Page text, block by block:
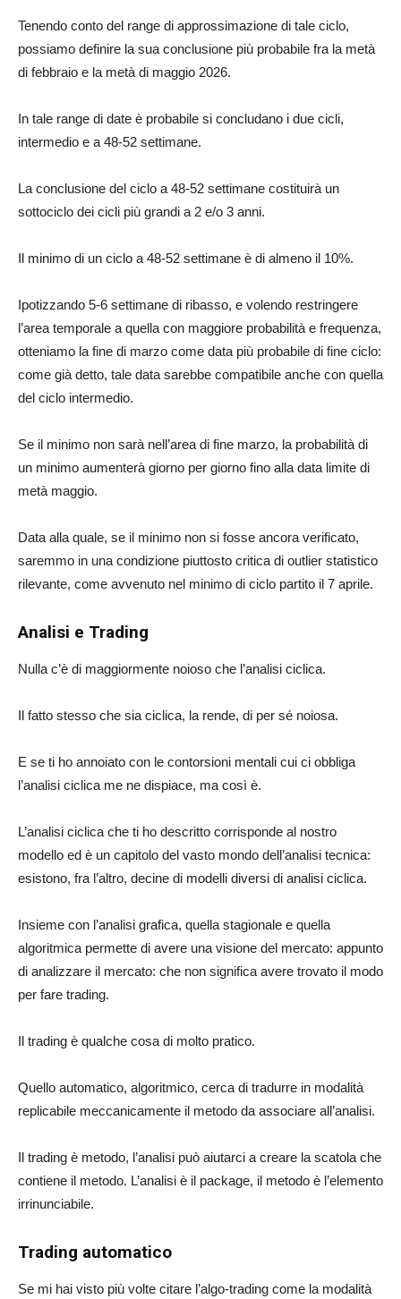
Tenendo conto del range di approssimazione di tale ciclo,
possiamo definire la sua conclusione più probabile fra la metà
di febbraio e la metà di maggio 2026.
In tale range di date è probabile si concludano i due cicli,
intermedio e a 48-52 settimane.
La conclusione del ciclo a 48-52 settimane costituirà un
sottociclo dei cicli più grandi a 2 e/o 3 anni.
Il minimo di un ciclo a 48-52 settimane è di almeno il 10%.
Ipotizzando 5-6 settimane di ribasso, e volendo restringere
l’area temporale a quella con maggiore probabilità e frequenza,
otteniamo la fine di marzo come data più probabile di fine ciclo:
come già detto, tale data sarebbe compatibile anche con quella
del ciclo intermedio.
Se il minimo non sarà nell’area di fine marzo, la probabilità di
un minimo aumenterà giorno per giorno fino alla data limite di
metà maggio.
Data alla quale, se il minimo non si fosse ancora verificato,
saremmo in una condizione piuttosto critica di outlier statistico
rilevante, come avvenuto nel minimo di ciclo partito il 7 aprile.
Analisi e Trading
Nulla c’è di maggiormente noioso che l’analisi ciclica.
Il fatto stesso che sia ciclica, la rende, di per sé noiosa.
E se ti ho annoiato con le contorsioni mentali cui ci obbliga
l’analisi ciclica me ne dispiace, ma così è.
L’analisi ciclica che ti ho descritto corrisponde al nostro
modello ed è un capitolo del vasto mondo dell’analisi tecnica:
esistono, fra l’altro, decine di modelli diversi di analisi ciclica.
Insieme con l’analisi grafica, quella stagionale e quella
algoritmica permette di avere una visione del mercato: appunto
di analizzare il mercato: che non significa avere trovato il modo
per fare trading.
Il trading è qualche cosa di molto pratico.
Quello automatico, algoritmico, cerca di tradurre in modalità
replicabile meccanicamente il metodo da associare all’analisi.
Il trading è metodo, l’analisi può aiutarci a creare la scatola che
contiene il metodo. L’analisi è il package, il metodo è l’elemento
irrinunciabile.
Trading automatico
Se mi hai visto più volte citare l’algo-trading come la modalità